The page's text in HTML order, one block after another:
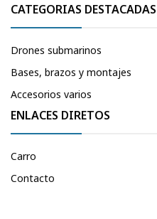
CATEGORIAS DESTACADAS
Drones submarinos
Bases, brazos y montajes
Accesorios varios
ENLACES DIRETOS
Carro
Contacto